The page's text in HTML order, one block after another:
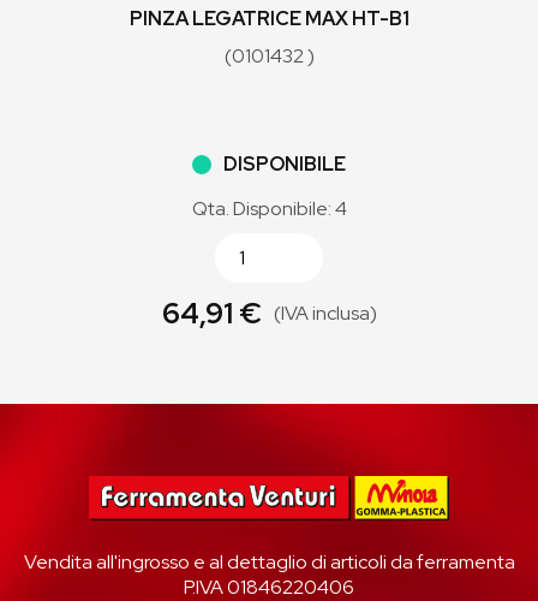
PINZA LEGATRICE MAX HT-B1
(0101432 )
DISPONIBILE
Qta. Disponibile: 4
64,91 € (IVA inclusa)
Vendita all'ingrosso e al dettaglio di articoli da ferramenta
P.IVA 01846220406